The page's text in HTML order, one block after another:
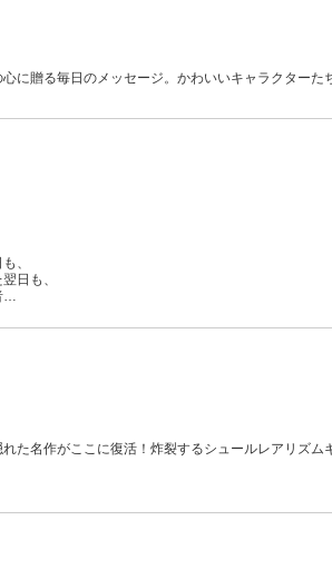
に贈る毎日のメッセージ。かわいいキャラクターた
、
日も、
…
た名作がここに復活！炸裂するシュールレアリズム